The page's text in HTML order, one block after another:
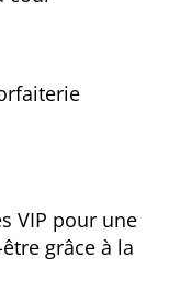
VIP pour une
grâce à la